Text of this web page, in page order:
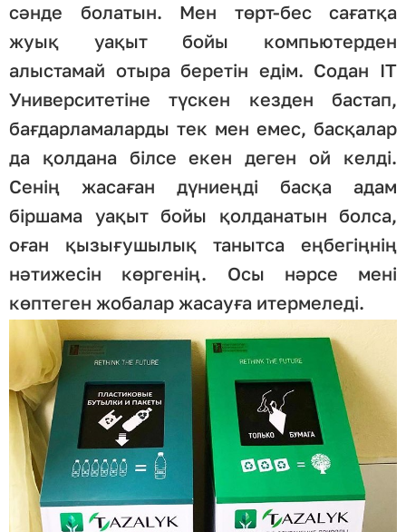
сәнде болатын. Мен төрт-бес сағатқа
жуық уақыт бойы компьютерден
алыстамай отыра беретін едім. Содан ІТ
Университетіне түскен кезден бастап,
бағдарламаларды тек мен емес, басқалар
да қолдана білсе екен деген ой келді.
Сенің жасаған дүниеңді басқа адам
біршама уақыт бойы қолданатын болса,
оған қызығушылық танытса еңбегіңнің
нәтижесін көргенің. Осы нәрсе мені
көптеген жобалар жасауға итермеледі.